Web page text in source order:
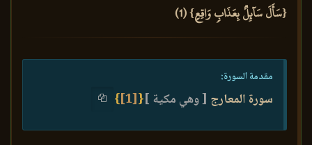
{سَأَلَ سَآئِلُۢ بِعَذَابٖ وَاقِعٖ} (1)
مقدمة السورة:
سورة المعارج [ وهي مكية ]{
[1]
}